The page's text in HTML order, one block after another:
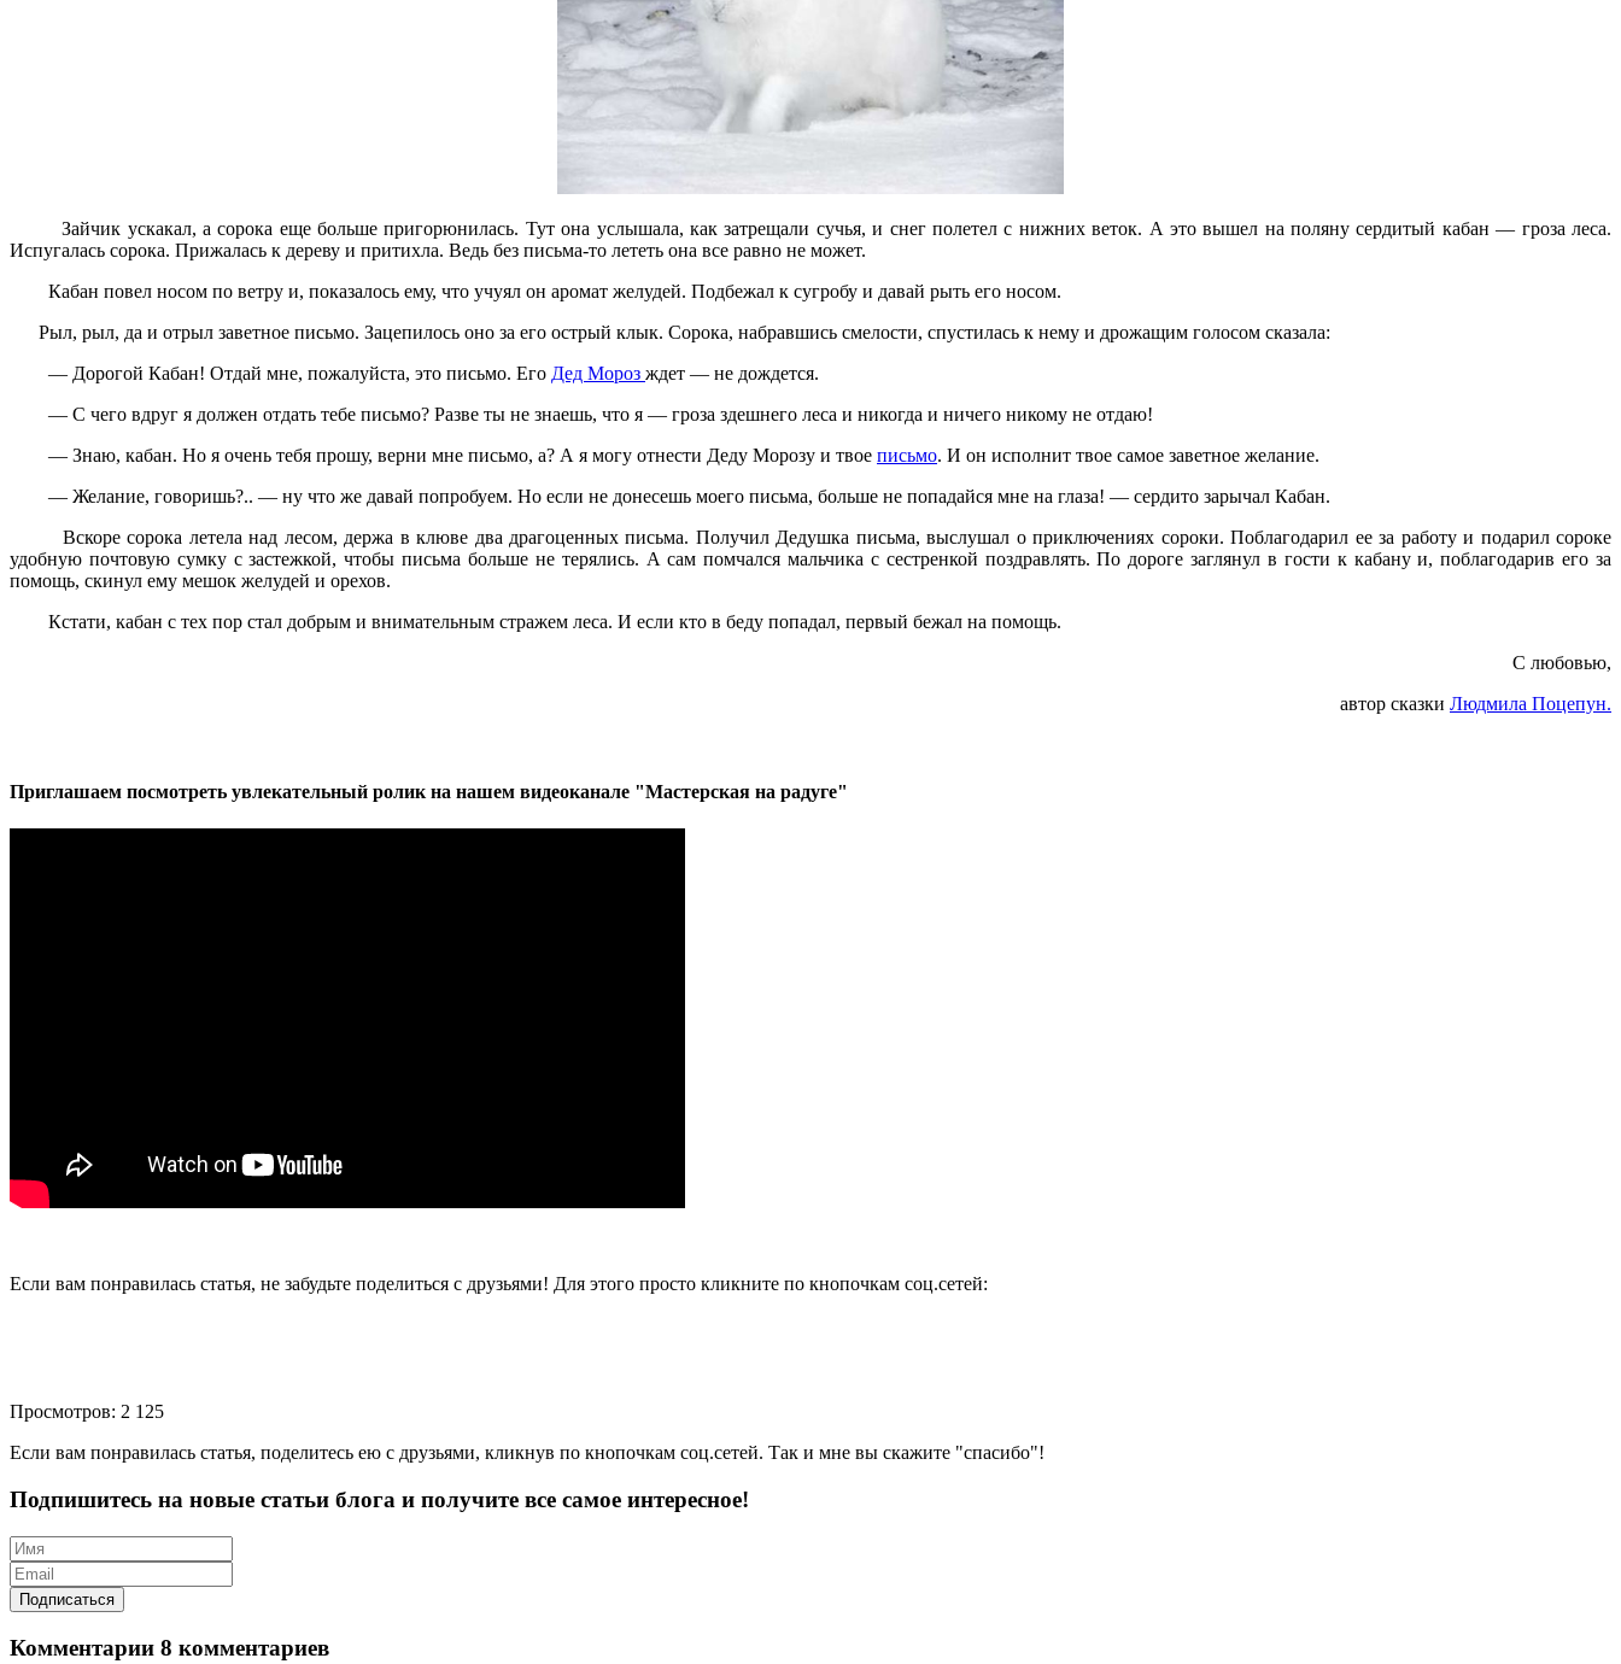
Зайчик ускакал, а сорока еще больше пригорюнилась. Тут она услышала, как затрещали сучья, и снег полетел с нижних веток. А это вышел на поляну сердитый кабан — гроза леса.
Испугалась сорока. Прижалась к дереву и притихла. Ведь без письма-то лететь она все равно не может.
Кабан повел носом по ветру и, показалось ему, что учуял он аромат желудей. Подбежал к сугробу и давай рыть его носом.
Рыл, рыл, да и отрыл заветное письмо. Зацепилось оно за его острый клык. Сорока, набравшись смелости, спустилась к нему и дрожащим голосом сказала:
— Дорогой Кабан! Отдай мне, пожалуйста, это письмо. Его Дед Мороз ждет — не дождется.
— С чего вдруг я должен отдать тебе письмо? Разве ты не знаешь, что я — гроза здешнего леса и никогда и ничего никому не отдаю!
— Знаю, кабан. Но я очень тебя прошу, верни мне письмо, а? А я могу отнести Деду Морозу и твое письмо. И он исполнит твое самое заветное желание.
— Желание, говоришь?.. — ну что же давай попробуем. Но если не донесешь моего письма, больше не попадайся мне на глаза! — сердито зарычал Кабан.
Вскоре сорока летела над лесом, держа в клюве два драгоценных письма. Получил Дедушка письма, выслушал о приключениях сороки. Поблагодарил ее за работу и подарил сороке
удобную почтовую сумку с застежкой, чтобы письма больше не терялись. А сам помчался мальчика с сестренкой поздравлять. По дороге заглянул в гости к кабану и, поблагодарив его за
помощь, скинул ему мешок желудей и орехов.
Кстати, кабан с тех пор стал добрым и внимательным стражем леса. И если кто в беду попадал, первый бежал на помощь.
С любовью,
автор сказки Людмила Поцепун.
Приглашаем посмотреть увлекательный ролик на нашем видеоканале "Мастерская на радуге"
Если вам понравилась статья, не забудьте поделиться с друзьями! Для этого просто кликните по кнопочкам соц.сетей:
Просмотров: 2 125
Если вам понравилась статья, поделитесь ею с друзьями, кликнув по кнопочкам соц.сетей. Так и мне вы скажите "спасибо"!
Подпишитесь на новые статьи блога и получите все самое интересное!
Комментарии 8 комментариев